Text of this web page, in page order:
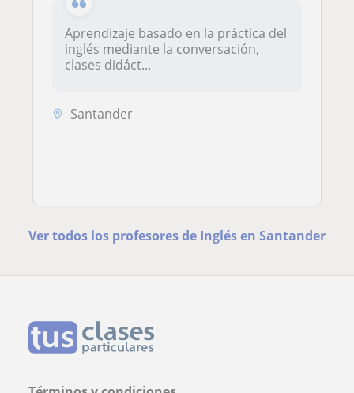
Aprendizaje basado en la práctica del
inglés mediante la conversación,
clases didáct...
Santander
Ver todos los profesores de Inglés en Santander